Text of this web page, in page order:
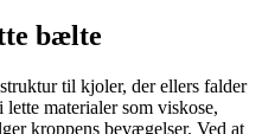
bælte
til kjoler, der ellers falder
materialer som viskose,
kroppens bevægelser. Ved at